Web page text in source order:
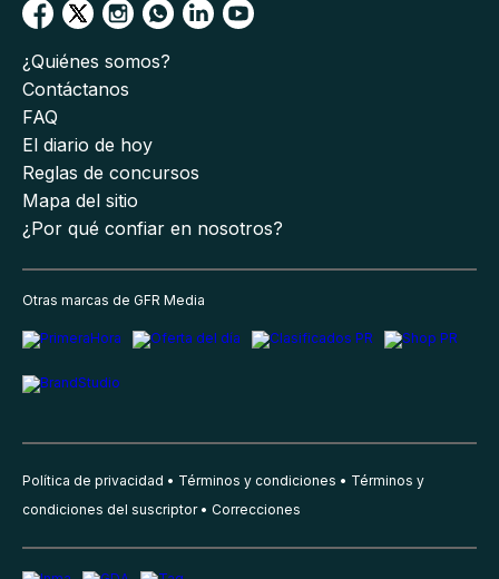
¿Quiénes somos?
Contáctanos
FAQ
El diario de hoy
Reglas de concursos
Mapa del sitio
¿Por qué confiar en nosotros?
Otras marcas de GFR Media
Política de privacidad Términos y condiciones
Términos y
condiciones del suscriptor
Correcciones